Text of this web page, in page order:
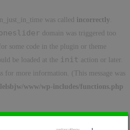
was called incorrectly
domain was triggered too
some code in the plugin or theme
be loaded at the init action or later.
for more information. (This message was
www/wp-includes/functions.php